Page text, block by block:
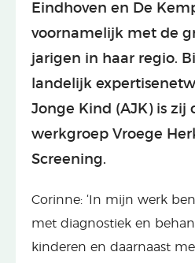
Eindhoven en De
voornamelijk met de
jarigen in haar regio.
landelijk
Jonge Kind (AJK) is zij
werkgroep Vroege
Screening.
Corinne: ‘In mijn werk
met diagnostiek en
kinderen en daarnaast